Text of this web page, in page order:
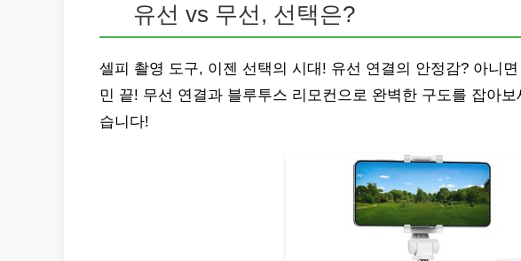
유선 vs 무선, 선택은?
셀피 촬영 도구, 이젠 선택의 시대! 유선 연결의 안정감? 아니
민 끝! 무선 연결과 블루투스 리모컨으로 완벽한 구도를 잡아
습니다!